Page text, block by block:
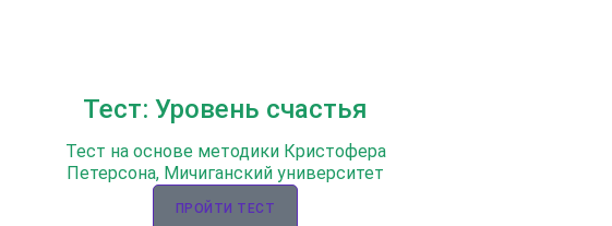
Тест: Уровень счастья
Тест на основе методики Кристофера
Петерсона, Мичиганский университет
ПРОЙТИ ТЕСТ